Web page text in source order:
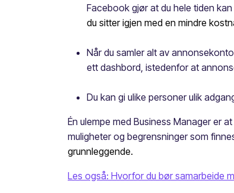
Facebook gjør at du hele tiden
du sitter igjen med en mindre
Når du samler alt av
ett dashbord, istedenfor at
Du kan gi ulike personer ulik
Én ulempe med Business Manager er
muligheter og begrensninger som
grunnleggende.
Les også: Hvorfor du bør samarbeide